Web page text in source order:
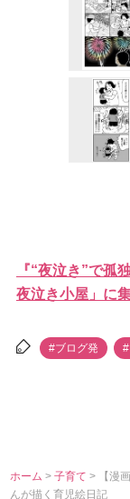
『“夜泣き”で孤
夜泣き小屋」に
#ブログ発
ホーム >子育て> 【漫
んが描く育児絵日記